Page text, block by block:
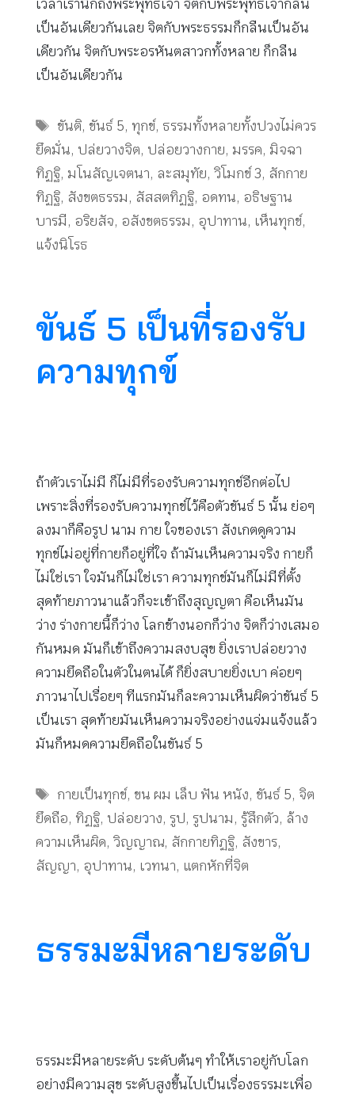
เวลาเรานึกถึงพระพุทธเจ้า จิตกับพระพุทธเจ้ากลืน
เป็นอันเดียวกันเลย จิตกับพระธรรมก็กลืนเป็นอัน
เดียวกัน จิตกับพระอรหันตสาวกทั้งหลาย ก็กลืน
เป็นอันเดียวกัน
Tags
ขันติ, ขันธ์ 5, ทุกข์, ธรรมทั้งหลายทั้งปวงไม่ควร
ยึดมั่น, ปล่ยวางจิต, ปล่อยวางกาย, มรรค, มิจฉา
ทิฏฐิ, มโนสัญเจตนา, ละสมุทัย, วิโมกข์ 3, สักกาย
ทิฏฐิ, สังขตธรรม, สัสสตทิฏฐิ, อดทน, อธิษฐาน
บารมี, อริยสัจ, อสังขตธรรม, อุปาทาน, เห็นทุกข์,
แจ้งนิโรธ
ขันธ์ 5 เป็นที่รองรับ
ความทุกข์
ถ้าตัวเราไม่มี ก็ไม่มีที่รองรับความทุกข์อีกต่อไป
เพราะสิ่งที่รองรับความทุกข์ไว้คือตัวขันธ์ 5 นั้น ย่อๆ
ลงมาก็คือรูป นาม กาย ใจของเรา สังเกตดูความ
ทุกข์ไม่อยู่ที่กายก็อยู่ที่ใจ ถ้ามันเห็นความจริง กายก็
ไม่ใช่เรา ใจมันก็ไม่ใช่เรา ความทุกข์มันก็ไม่มีที่ตั้ง
สุดท้ายภาวนาแล้วก็จะเข้าถึงสุญญตา คือเห็นมัน
ว่าง ร่างกายนี้ก็ว่าง โลกข้างนอกก็ว่าง จิตก็ว่างเสมอ
กันหมด มันก็เข้าถึงความสงบสุข ยิ่งเราปล่อยวาง
ความยึดถือในตัวในตนได้ ก็ยิ่งสบายยิ่งเบา ค่อยๆ
ภาวนาไปเรื่อยๆ ทีแรกมันก็ละความเห็นผิดว่าขันธ์ 5
เป็นเรา สุดท้ายมันเห็นความจริงอย่างแจ่มแจ้งแล้ว
มันก็หมดความยึดถือในขันธ์ 5
Tags
กายเป็นทุกข์, ขน ผม เล็บ ฟัน หนัง, ขันธ์ 5, จิต
ยึดถือ, ทิฏฐิ, ปล่อยวาง, รูป, รูปนาม, รู้สึกตัว, ล้าง
ความเห็นผิด, วิญญาณ, สักกายทิฏฐิ, สังขาร,
สัญญา, อุปาทาน, เวทนา, แตกหักที่จิต
ธรรมะมีหลายระดับ
ธรรมะมีหลายระดับ ระดับต้นๆ ทำให้เราอยู่กับโลก
อย่างมีความสุข ระดับสูงขึ้นไปเป็นเรื่องธรรมะเพื่อ